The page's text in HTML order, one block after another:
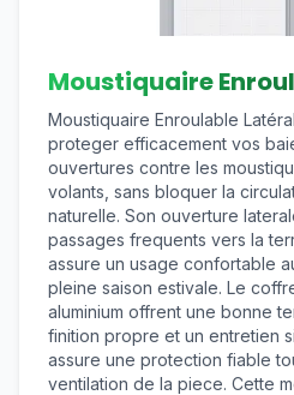
Moustiquaire
Moustiquaire Enroulable
proteger efficacement vos
ouvertures contre les
volants, sans bloquer la
naturelle. Son ouverture
passages frequents vers la
assure un usage confortable
pleine saison estivale. Le
aluminium offrent une bonne
finition propre et un entretien
assure une protection fiable
ventilation de la piece. Cette